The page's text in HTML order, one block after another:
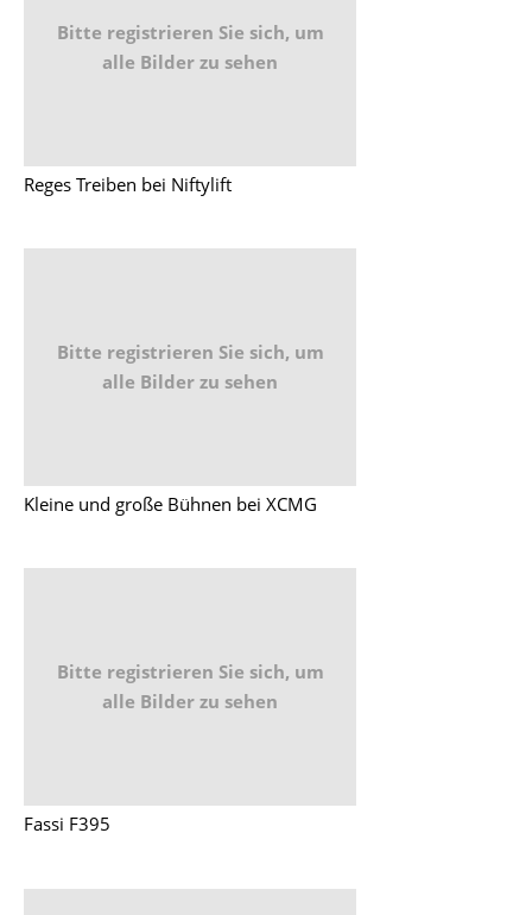
Bitte registrieren Sie sich, um
alle Bilder zu sehen
Reges Treiben bei Niftylift
Bitte registrieren Sie sich, um
alle Bilder zu sehen
Kleine und große Bühnen bei XCMG
Bitte registrieren Sie sich, um
alle Bilder zu sehen
Fassi F395